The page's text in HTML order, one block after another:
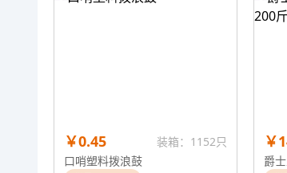
￥0.45
装箱：1152只
口哨塑料拨浪鼓
￥